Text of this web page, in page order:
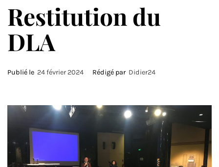
Restitution du
DLA
Publié le 24 février 2024 Rédigé par Didier24